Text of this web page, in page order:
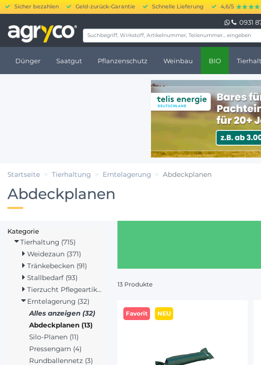
Sicher bezahlen Geld-zurück-Garantie Schnelle Lieferung 4,6/5
20.000 bis 250.000
0931
Dünger Saatgut Pflanzenschutz Weinbau BIO
Startseite Tierhaltung Erntelagerung Abdeckplanen
Abdeckplanen
Kategorie
Tierhaltung (715)
Weidezaun (371)
Tränkebecken (91)
Stallbedarf (93)
Tierzucht Pflegeartikel (135)
Erntelagerung (32)
Alles anzeigen (32)
Abdeckplanen (13)
Silo-Planen (11)
Pressengarn (4)
Rundballennetz (3)
13 Produkte
Favorit NEU